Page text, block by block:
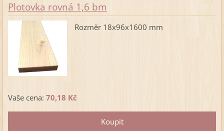
Plotovka rovná 1,6 bm
Rozměr 18x96x1600 mm
Vaše cena: 70,18 Kč